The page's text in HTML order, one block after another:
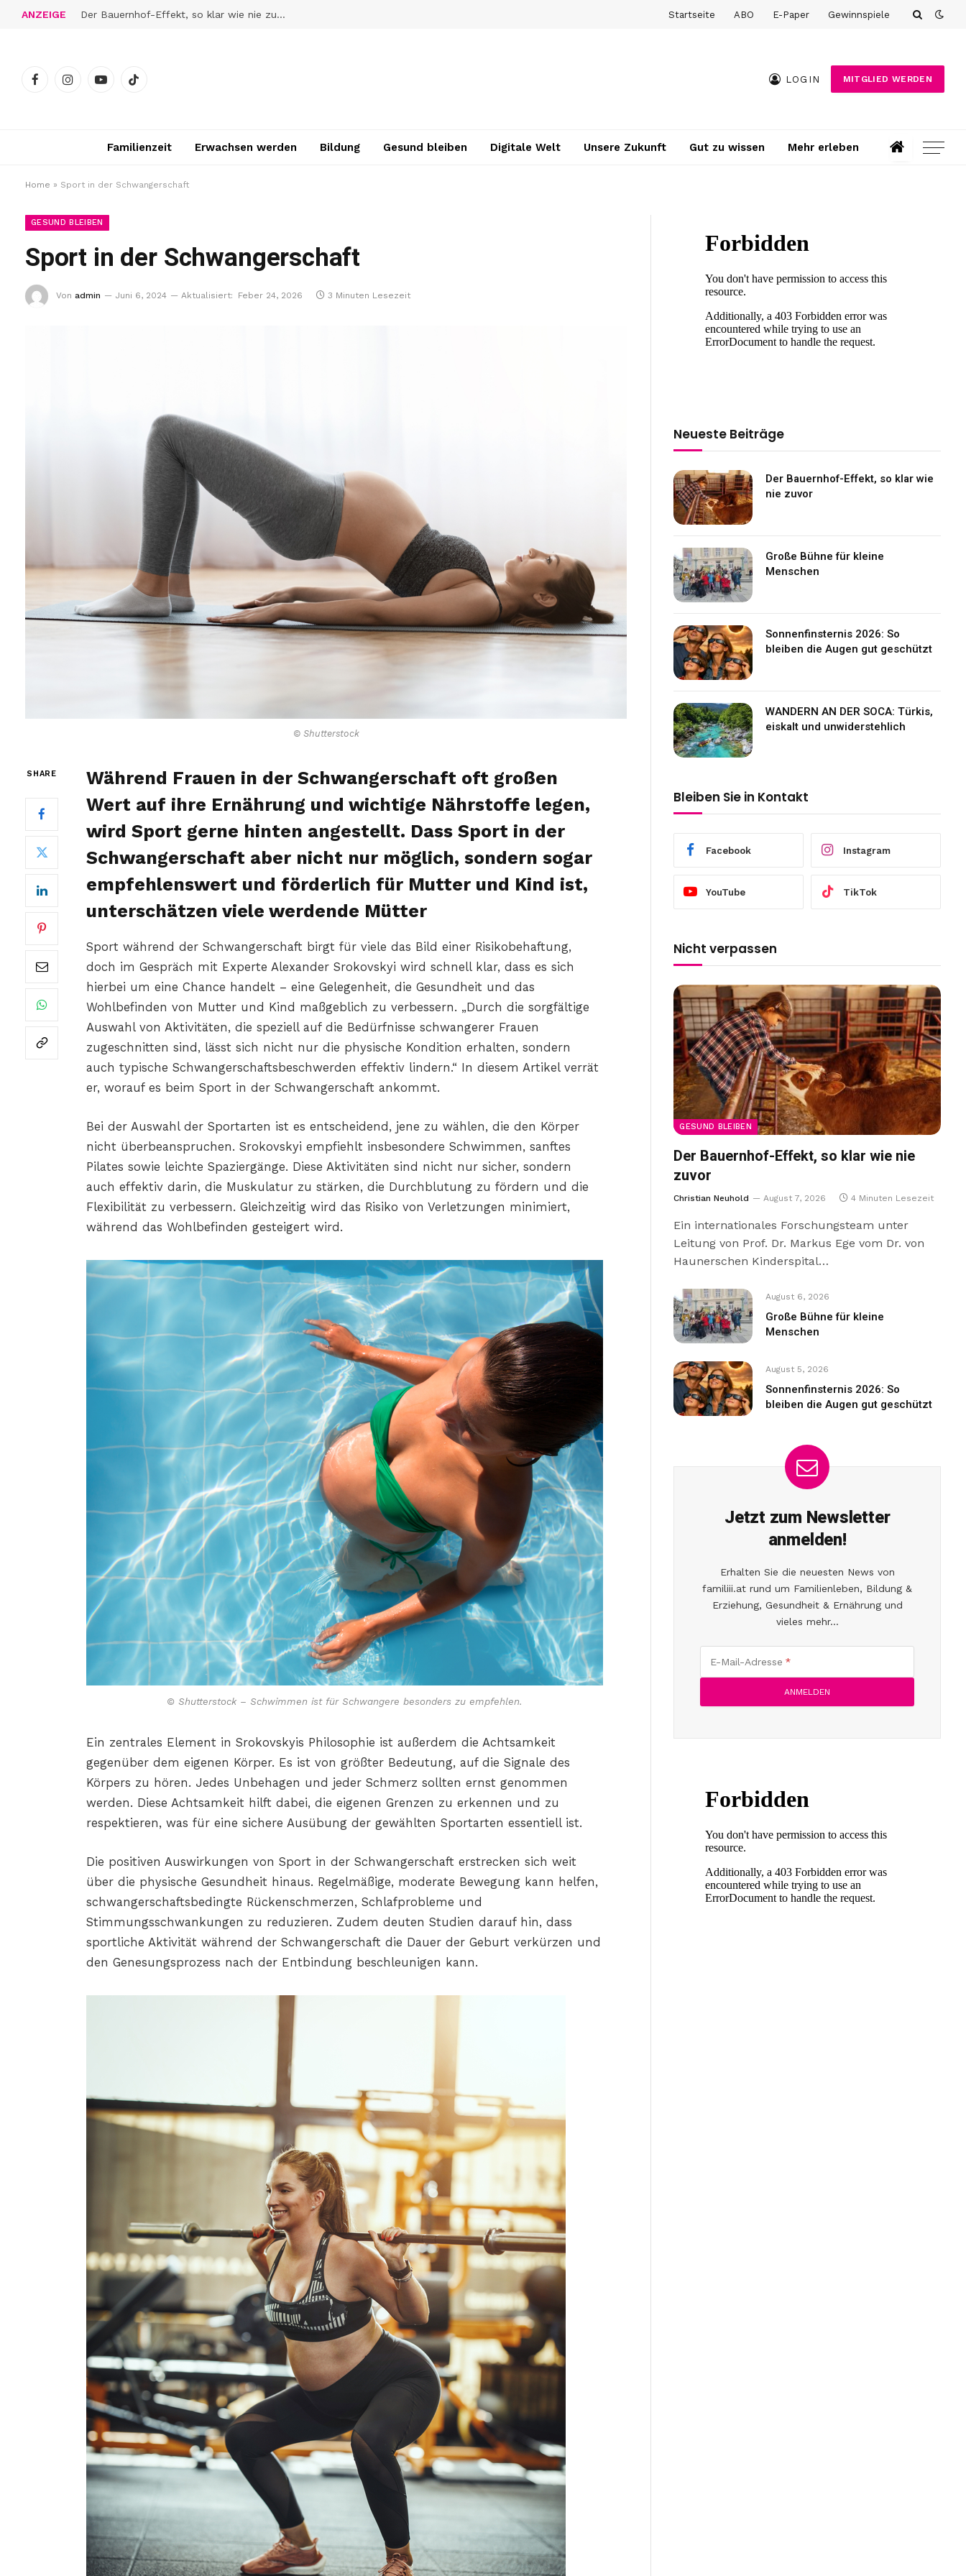
ANZEIGE Der Bauernhof-Effekt, so klar wie nie zuvor Startseite ABO E-Paper Gewinnspiele
FacebookInstagramYouTubeTikTok
LOGIN MITGLIED WERDEN
Familienzeit Erwachsen werden Bildung Gesund bleiben Digitale Welt Unsere Zukunft Gut zu wissen Mehr erleben
Home » Sport in der Schwangerschaft
GESUND BLEIBEN
Sport in der Schwangerschaft
Von admin Juni 6, 2024 Aktualisiert: Feber 24, 2026 3 Minuten Lesezeit
© Shutterstock
SHARE
Während Frauen in der Schwangerschaft oft großen
Wert auf ihre Ernährung und wichtige Nährstoffe legen,
wird Sport gerne hinten angestellt. Dass Sport in der
Schwangerschaft aber nicht nur möglich, sondern sogar
empfehlenswert und förderlich für Mutter und Kind ist,
unterschätzen viele werdende Mütter
Sport während der Schwangerschaft birgt für viele das Bild einer Risikobehaftung,
doch im Gespräch mit Experte Alexander Srokovskyi wird schnell klar, dass es sich
hierbei um eine Chance handelt – eine Gelegenheit, die Gesundheit und das
Wohlbefinden von Mutter und Kind maßgeblich zu verbessern. „Durch die sorgfältige
Auswahl von Aktivitäten, die speziell auf die Bedürfnisse schwangerer Frauen
zugeschnitten sind, lässt sich nicht nur die physische Kondition erhalten, sondern
auch typische Schwangerschaftsbeschwerden effektiv lindern.“ In diesem Artikel verrät
er, worauf es beim Sport in der Schwangerschaft ankommt.
Bei der Auswahl der Sportarten ist es entscheidend, jene zu wählen, die den Körper
nicht überbeanspruchen. Srokovskyi empfiehlt insbesondere Schwimmen, sanftes
Pilates sowie leichte Spaziergänge. Diese Aktivitäten sind nicht nur sicher, sondern
auch effektiv darin, die Muskulatur zu stärken, die Durchblutung zu fördern und die
Flexibilität zu verbessern. Gleichzeitig wird das Risiko von Verletzungen minimiert,
während das Wohlbefinden gesteigert wird.
© Shutterstock – Schwimmen ist für Schwangere besonders zu empfehlen.
Ein zentrales Element in Srokovskyis Philosophie ist außerdem die Achtsamkeit
gegenüber dem eigenen Körper. Es ist von größter Bedeutung, auf die Signale des
Körpers zu hören. Jedes Unbehagen und jeder Schmerz sollten ernst genommen
werden. Diese Achtsamkeit hilft dabei, die eigenen Grenzen zu erkennen und zu
respektieren, was für eine sichere Ausübung der gewählten Sportarten essentiell ist.
Die positiven Auswirkungen von Sport in der Schwangerschaft erstrecken sich weit
über die physische Gesundheit hinaus. Regelmäßige, moderate Bewegung kann helfen,
schwangerschaftsbedingte Rückenschmerzen, Schlafprobleme und
Stimmungsschwankungen zu reduzieren. Zudem deuten Studien darauf hin, dass
sportliche Aktivität während der Schwangerschaft die Dauer der Geburt verkürzen und
den Genesungsprozess nach der Entbindung beschleunigen kann.
Neueste Beiträge
Der Bauernhof-Effekt, so klar wie
nie zuvor
Große Bühne für kleine
Menschen
Sonnenfinsternis 2026: So
bleiben die Augen gut geschützt
WANDERN AN DER SOCA: Türkis,
eiskalt und unwiderstehlich
Bleiben Sie in Kontakt
Facebook Instagram
YouTube TikTok
Nicht verpassen
GESUND BLEIBEN
Der Bauernhof-Effekt, so klar wie nie
zuvor
Christian Neuhold August 7, 2026 4 Minuten Lesezeit
Ein internationales Forschungsteam unter
Leitung von Prof. Dr. Markus Ege vom Dr. von
Haunerschen Kinderspital…
August 6, 2026
Große Bühne für kleine
Menschen
August 5, 2026
Sonnenfinsternis 2026: So
bleiben die Augen gut geschützt
Jetzt zum Newsletter
anmelden!
Erhalten Sie die neuesten News von
familiii.at rund um Familienleben, Bildung &
Erziehung, Gesundheit & Ernährung und
vieles mehr...
E-Mail-Adresse